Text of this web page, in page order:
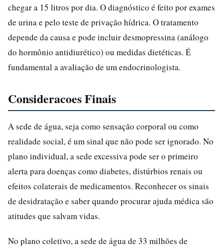
chegar a 15 litros por dia. O diagnóstico é feito por exames
de urina e pelo teste de privação hídrica. O tratamento
depende da causa e pode incluir desmopressina (análogo
do hormônio antidiurético) ou medidas dietéticas. É
fundamental a avaliação de um endocrinologista.
Consideracoes Finais
A sede de água, seja como sensação corporal ou como
realidade social, é um sinal que não pode ser ignorado. No
plano individual, a sede excessiva pode ser o primeiro
alerta para doenças como diabetes, distúrbios renais ou
efeitos colaterais de medicamentos. Reconhecer os sinais
de desidratação e saber quando procurar ajuda médica são
atitudes que salvam vidas.
No plano coletivo, a sede de água de 33 milhões de